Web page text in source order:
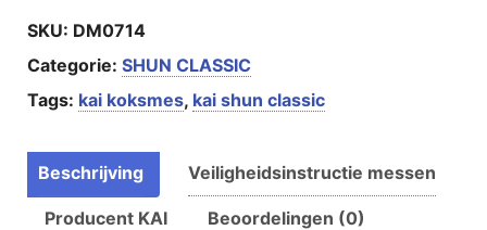
SKU: DM0714
Categorie: SHUN CLASSIC
Tags: kai koksmes, kai shun classic
Beschrijving Veiligheidsinstructie messen
Producent KAI Beoordelingen (0)